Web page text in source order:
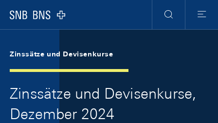
Logo
Suche
Menu
Zinssätze und Devisenkurse
Zinssätze und Devisenkurse,
Dezember 2024